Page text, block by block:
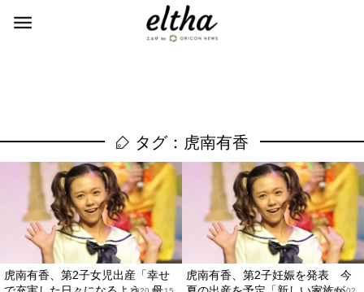
タグ：虎南有香
虎南有香、第2子女児出産「幸せ
虎南有香、第2子妊娠を発表 今